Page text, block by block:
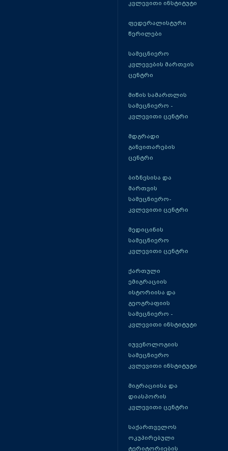
კვლევითი ინსტიტუტი
ფედერალისტური
წერილები
სამეცნიერო
კვლევების მართვის
ცენტრი
მიწის სამართლის
სამეცნიერო -
კვლევითი ცენტრი
მდგრადი
განვითარების
ცენტრი
ბიზნესისა და
მართვის
სამეცნიერო-
კვლევითი ცენტრი
მედიცინის
სამეცნიერო
კვლევითი ცენტრი
ქართული
ემიგრაციის
ისტორიისა და
გეოგრაფიის
სამეცნიერო -
კვლევითი ინსტიტუტი
იუვენოლოგიის
სამეცნიერო
კვლევითი ინსტიტუტი
მიგრაციისა და
დიასპორის
კვლევითი ცენტრი
საქართველოს
ოკუპირებული
ტერიტორიების